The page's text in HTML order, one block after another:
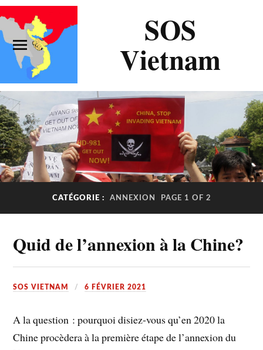
SOS
Vietnam
CATÉGORIE : ANNEXION PAGE 1 OF 2
Quid de l’annexion à la Chine?
SOS VIETNAM 6 FÉVRIER 2021
A la question : pourquoi disiez-vous qu’en 2020 la
Chine procèdera à la première étape de l’annexion du